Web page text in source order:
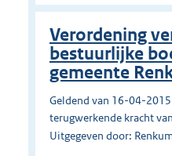
Verordening
bestuurlijke
gemeente
Geldend van 16-04-
terugwerkende kracht
Uitgegeven door: